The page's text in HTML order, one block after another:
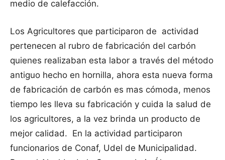
medio de calefacción.
Los Agricultores que participaron de actividad
pertenecen al rubro de fabricación del carbón
quienes realizaban esta labor a través del método
antiguo hecho en hornilla, ahora esta nueva forma
de fabricación de carbón es mas cómoda, menos
tiempo les lleva su fabricación y cuida la salud de
los agricultores, a la vez brinda un producto de
mejor calidad. En la actividad participaron
funcionarios de Conaf, Udel de Municipalidad.